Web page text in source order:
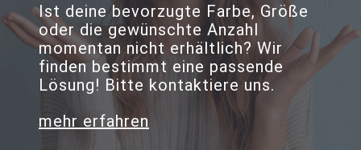
Ist deine bevorzugte Farbe, Größe
oder die gewünschte Anzahl
momentan nicht erhältlich? Wir
finden bestimmt eine passende
Lösung! Bitte kontaktiere uns.
mehr erfahren